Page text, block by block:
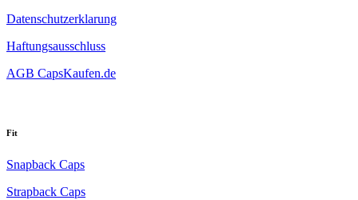
Datenschutzerklarung
Haftungsausschluss
AGB CapsKaufen.de
Fit
Snapback Caps
Strapback Caps